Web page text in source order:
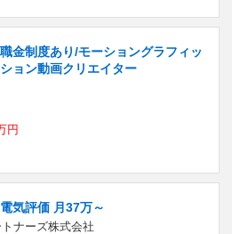
金制度あり/モーショングラフィッ
ョン動画クリエイター
円
気評価 月37万～
ナーズ株式会社